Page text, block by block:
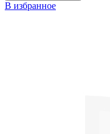
В избранное